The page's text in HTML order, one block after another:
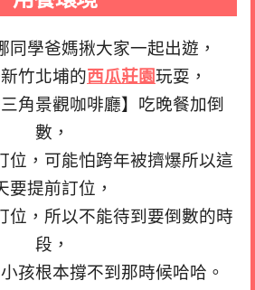
同學爸媽揪大家一起出遊，
竹北埔的西瓜莊園玩耍，
角景觀咖啡廳】吃晚餐加倒
數，
位，可能怕跨年被擠爆所以這
要提前訂位，
位，所以不能待到要倒數的時
段，
孩根本撐不到那時候哈哈。